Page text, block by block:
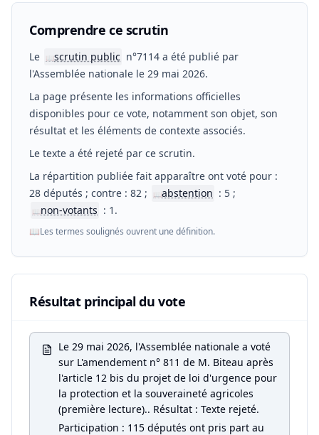
Comprendre ce scrutin
Le 📖scrutin public n°7114 a été publié par
l'Assemblée nationale le 29 mai 2026.
La page présente les informations officielles
disponibles pour ce vote, notamment son objet, son
résultat et les éléments de contexte associés.
Le texte a été rejeté par ce scrutin.
La répartition publiée fait apparaître ont voté pour :
28 députés ; contre : 82 ;
📖abstention : 5 ;
📖non-votants : 1.
📖Les termes soulignés ouvrent une définition.
Résultat principal du vote
Le 29 mai 2026, l'Assemblée nationale a voté
sur L'amendement n° 811 de M. Biteau après
l'article 12 bis du projet de loi d'urgence pour
la protection et la souveraineté agricoles
(première lecture).. Résultat : Texte rejeté.
Participation : 115 députés ont pris part au